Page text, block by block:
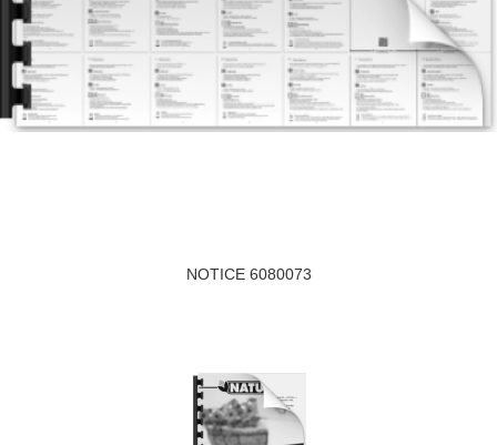
NOTICE 6080073